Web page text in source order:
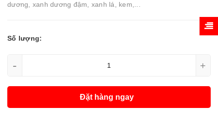
dương, xanh dương đậm, xanh lá, kem,...
Số lượng:
- +
Đặt hàng ngay